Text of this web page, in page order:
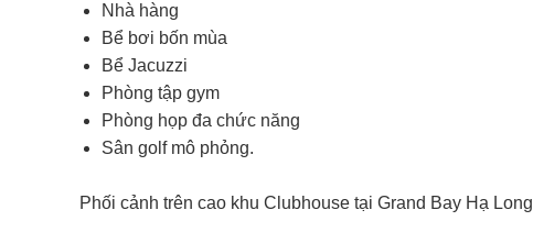
Nhà hàng
Bể bơi bốn mùa
Bể Jacuzzi
Phòng tập gym
Phòng họp đa chức năng
Sân golf mô phỏng.
Phối cảnh trên cao khu Clubhouse tại Grand Bay Hạ Long